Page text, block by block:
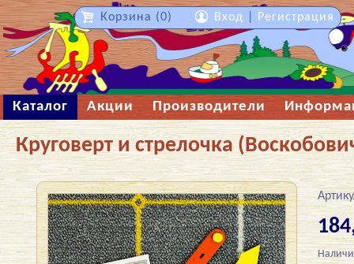
Каталог Акции Производители
Круговерт и стрелочка
Корзина (0) Вход Регистрация